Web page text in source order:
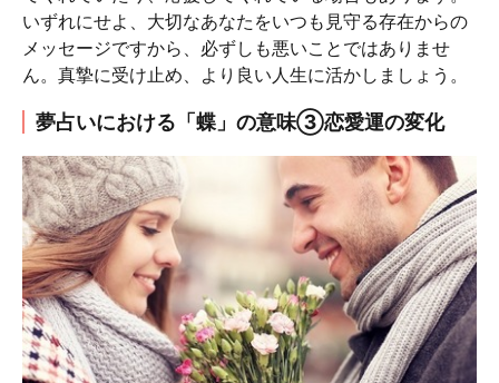
いずれにせよ、大切なあなたをいつも見守る存在からの
メッセージですから、必ずしも悪いことではありませ
ん。真摯に受け止め、より良い人生に活かしましょう。
夢占いにおける「蝶」の意味③恋愛運の変化